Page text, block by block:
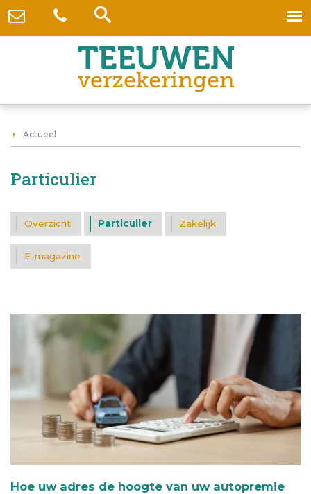
Actueel
Particulier
Overzicht Particulier Zakelijk
E-magazine
Hoe uw adres de hoogte van uw autopremie